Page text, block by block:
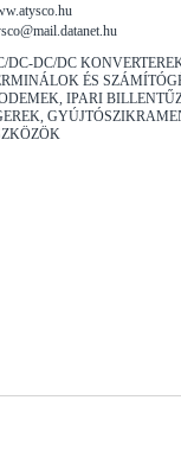
DC-DC/DC
ÉS
IPARI